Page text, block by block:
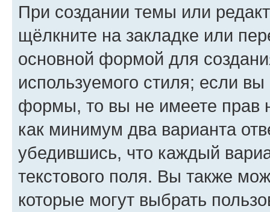
При создании темы или
щёлкните на закладке или
основной формой для
используемого стиля; если
формы, то вы не имеете прав
как минимум два варианта
убедившись, что каждый
текстового поля. Вы также
которые могут выбрать